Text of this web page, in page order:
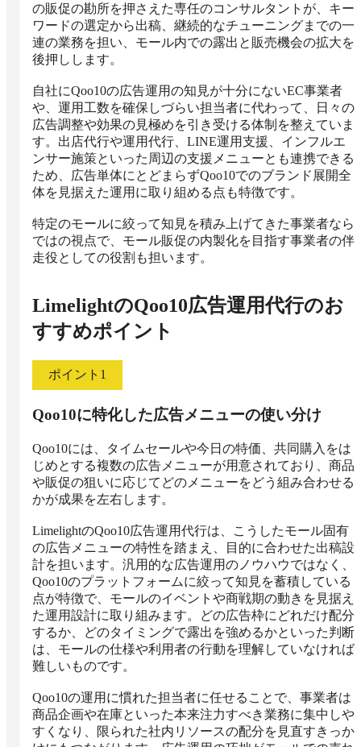
の販促の勘所を押さえた専任のコンサルタントが、キー
ワードの選定から出稿、継続的なチューニングまでの一
連の業務を担い、モール内での露出と販売機会の拡大を
後押しします。
自社にQoo10の広告運用の知見が十分にないEC事業者
や、運用工数を確保しづらい担当者に代わって、日々の
広告調整や効果の見極めを引き受ける体制を整えていま
す。出店代行や運用代行、LINE運用支援、インフルエ
ンサー施策といった周辺の支援メニューとも連携できる
ため、広告単体にとどまらずQoo10でのブランド展開全
体を見据えた運用に取り組める点も特徴です。
特定のモールに絞って知見を積み上げてきた事業者なら
ではの視点で、モール販促の内製化を目指す事業者の伴
走役としての役割も担います。
LimelightのQoo10広告運用代行のお
すすめポイント
ポイント 1
Qoo10に特化した広告メニューの使い分け
Qoo10には、タイムセールや今日の特価、共同購入をは
じめとする複数の広告メニューが用意されており、商品
や販促の狙いに応じてどのメニューをどう組み合わせる
かが成果を左右します。
LimelightのQoo10広告運用代行は、こうしたモール固有
の広告メニューの特性を踏まえ、目的に合わせた出稿設
計を担います。汎用的な広告運用のノウハウではなく、
Qoo10のプラットフォームに絞って知見を蓄積している
点が特徴で、モールのイベントや商戦期の動きを見据え
た運用設計に取り組みます。どの広告枠にどれだけ配分
するか、どのタイミングで露出を強めるかといった判断
は、モールの仕様や利用者の行動を理解していなければ
難しいものです。
Qoo10の運用に慣れた担当者に任せることで、事業者は
商品企画や在庫といった本来注力すべき業務に集中しや
すくなり、限られた社内リソースの配分を見直すきっか